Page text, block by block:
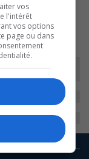
vos
l'intérêt
vos options
page ou dans